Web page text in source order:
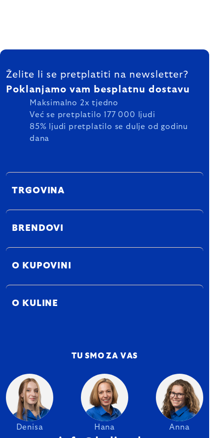
FOOTER
Želite li se pretplatiti na newsletter?
Poklanjamo vam besplatnu dostavu
Maksimalno 2x tjedno
Već se pretplatilo 177 000 ljudi
85% ljudi pretplatilo se dulje od godinu
dana
TRGOVINA
BRENDOVI
O KUPOVINI
O KULINE
TU SMO ZA VAS
Denisa Hana Anna